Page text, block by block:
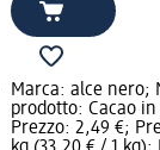
Marca: alce nero;
prodotto: Cacao
Prezzo: 2,49 €;